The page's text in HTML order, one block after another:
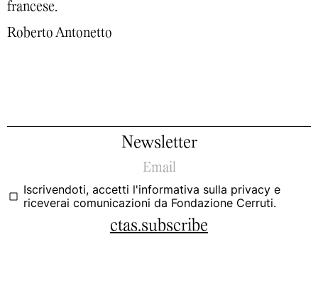
francese.
Roberto Antonetto
Newsletter
Iscrivendoti, accetti l'informativa sulla privacy e
riceverai comunicazioni da Fondazione Cerruti.
ctas.subscribe